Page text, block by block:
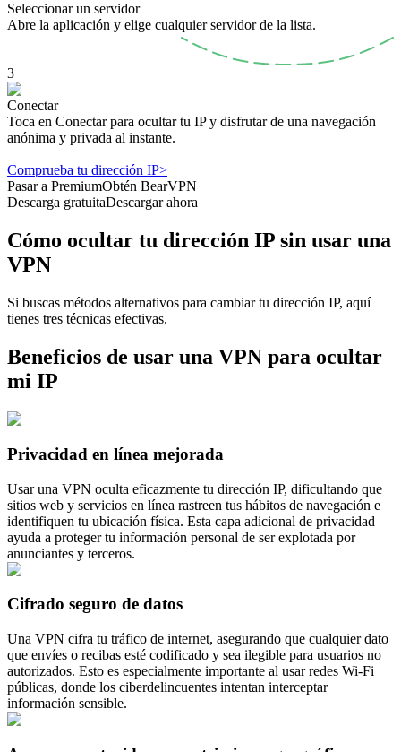
Seleccionar un servidor
Abre la aplicación y elige cualquier servidor de la lista.
3
Conectar
Toca en Conectar para ocultar tu IP y disfrutar de una navegación
anónima y privada al instante.
Comprueba tu dirección IP>
Pasar a PremiumObtén BearVPN
Descarga gratuitaDescargar ahora
Cómo ocultar tu dirección IP sin usar una
VPN
Si buscas métodos alternativos para cambiar tu dirección IP, aquí
tienes tres técnicas efectivas.
Beneficios de usar una VPN para ocultar
mi IP
Privacidad en línea mejorada
Usar una VPN oculta eficazmente tu dirección IP, dificultando que
sitios web y servicios en línea rastreen tus hábitos de navegación e
identifiquen tu ubicación física. Esta capa adicional de privacidad
ayuda a proteger tu información personal de ser explotada por
anunciantes y terceros.
Cifrado seguro de datos
Una VPN cifra tu tráfico de internet, asegurando que cualquier dato
que envíes o recibas esté codificado y sea ilegible para usuarios no
autorizados. Esto es especialmente importante al usar redes Wi-Fi
públicas, donde los ciberdelincuentes intentan interceptar
información sensible.